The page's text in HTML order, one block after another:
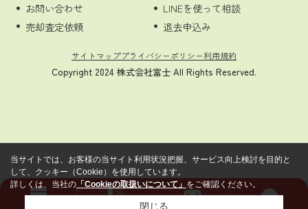
お問い合わせ
売却査定依頼
LINEを使って相談
退去申込み
サイトマッププライバシーポリシー利用規約
Copyright 2024 株式会社富士 All Rights Reserved.
当サイトでは、お客様の当サイト利用状況把握、サービス向上検討を目的と
して、クッキー（Cookie）を使用しています。
詳しくは、当社の 「Cookieの取扱いについて」 をご確認ください。
閉じる